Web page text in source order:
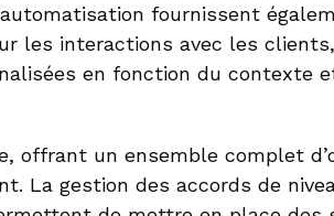
fournissent
les interactions avec les
en fonction du contexte
offrant un ensemble complet
La gestion des accords de